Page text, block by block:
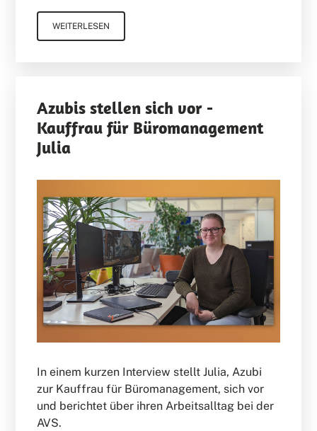
WEITERLESEN
Azubis stellen sich vor -
Kauffrau für Büromanagement
Julia
In einem kurzen Interview stellt Julia, Azubi
zur Kauffrau für Büromanagement, sich vor
und berichtet über ihren Arbeitsalltag bei der
AVS.